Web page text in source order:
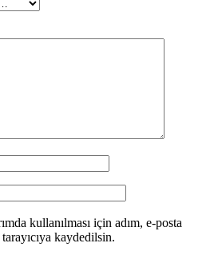
kullanılması için adım, e-posta
kaydedilsin.